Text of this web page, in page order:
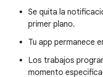
Se quita la
primer plano.
Tu app permanece
Los trabajos
momento